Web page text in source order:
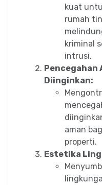
kuat
rumah
kriminal
intrusi.
Pencegahan
Diinginkan:
aman
properti.
Estetika